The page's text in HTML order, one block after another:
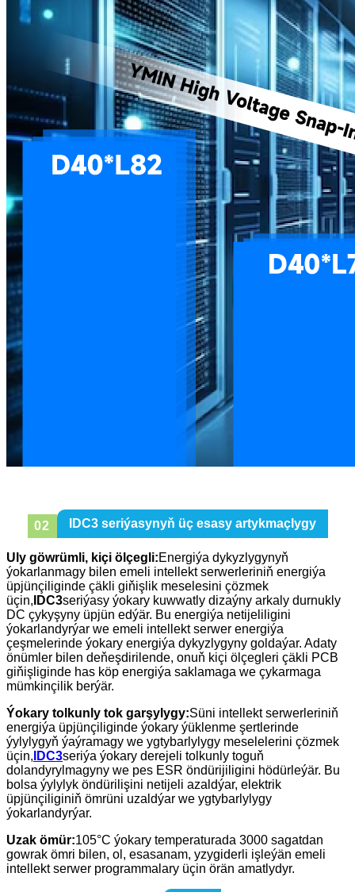
02 IDC3 seriýasynyň üç esasy artykmaçlygy
Uly göwrümli, kiçi ölçegli:Energiýa dykyzlygynyň
ýokarlanmagy bilen emeli intellekt serwerleriniň energiýa
üpjünçiliginde çäkli giňişlik meselesini çözmek
üçin, IDC3seriýasy ýokary kuwwatly dizaýny arkaly durnukly
DC çykyşyny üpjün edýär. Bu energiýa netijeliligini
ýokarlandyrýar we emeli intellekt serwer energiýa
çeşmelerinde ýokary energiýa dykyzlygyny goldaýar. Adaty
önümler bilen deňeşdirilende, onuň kiçi ölçegleri çäkli PCB
giňişliginde has köp energiýa saklamaga we çykarmaga
mümkinçilik berýär.
Ýokary tolkunly tok garşylygy:Süni intellekt serwerleriniň
energiýa üpjünçiliginde ýokary ýüklenme şertlerinde
ýylylygyň ýaýramagy we ygtybarlylygy meselelerini çözmek
üçin, IDC3seriýa ýokary derejeli tolkunly toguň
dolandyrylmagyny we pes ESR öndürijiligini hödürleýär. Bu
bolsa ýylylyk öndürilişini netijeli azaldýar, elektrik
üpjünçiliginiň ömrüni uzaldýar we ygtybarlylygy
ýokarlandyrýar.
Uzak ömür:105°C ýokary temperaturada 3000 sagatdan
gowrak ömri bilen, ol, esasanam, yzygiderli işleýän emeli
intellekt serwer programmalary üçin örän amatlydyr.